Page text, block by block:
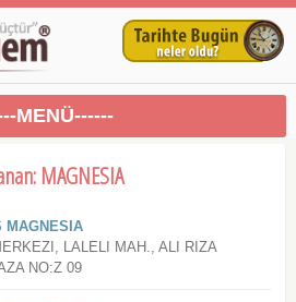
MENÜ------
MAGNESIA
MAGNESIA
LALELI MAH., ALI RIZA
NO:Z 09